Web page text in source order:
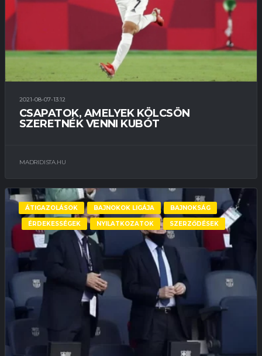
2021-08-07-13:12
CSAPATOK, AMELYEK KÖLCSÖN
SZERETNÉK VENNI KUBÓT
MADRIDISTA.HU
ÁTIGAZOLÁSOK BAJNOKOK LIGÁJA BAJNOKSÁG
ÉRDEKESSÉGEK NYILATKOZATOK SZERZŐDÉSEK